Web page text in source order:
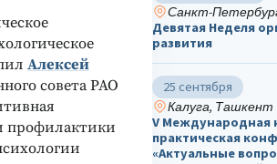
Алексей
совета РАО
профилактики
Санкт-
Девятая Неделя
развития
25 сентября
Калуга, Ташкент
V Международная
практическая
«Актуальные